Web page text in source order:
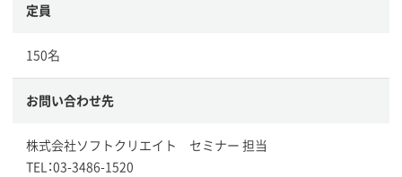
定員
150名
お問い合わせ先
株式会社ソフトクリエイト セミナー 担当
TEL：03-3486-1520